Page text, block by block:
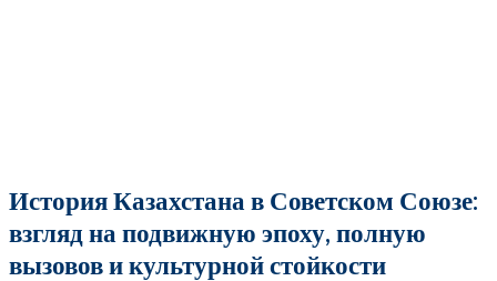
История Казахстана в Советском Союзе:
взгляд на подвижную эпоху, полную
вызовов и культурной стойкости